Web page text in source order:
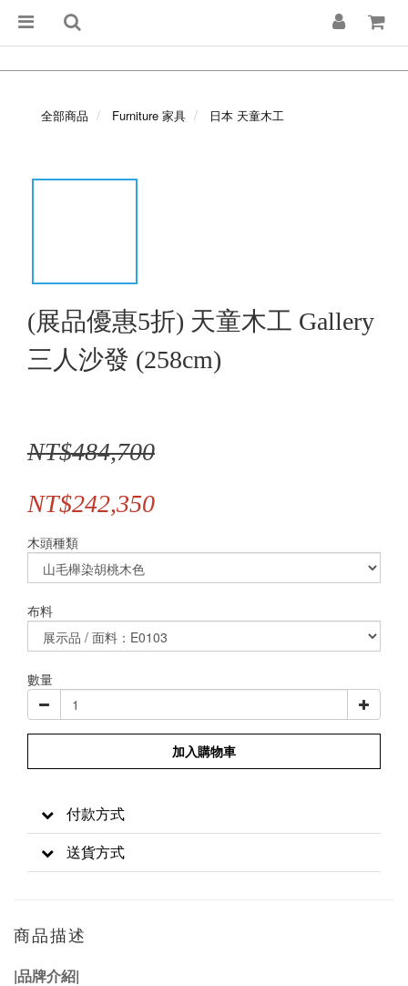
全部商品 Furniture 家具 日本 天童木工
(展品優惠5折) 天童木工 Gallery
三人沙發 (258cm)
NT$484,700
NT$242,350
木頭種類
布料
數量
加入購物車
付款方式
送貨方式
商品描述
|品牌介紹|